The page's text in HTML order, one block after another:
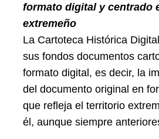
formato digital y centrado
extremeño
La Cartoteca Histórica
sus fondos documentos
formato digital, es decir, la
del documento original en
que refleja el territorio
él, aunque siempre